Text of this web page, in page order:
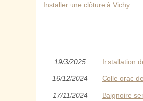
Installer une clôture à Vichy
19/3/2025 Installation
16/12/2024 Colle orac
17/11/2024 Baignoire